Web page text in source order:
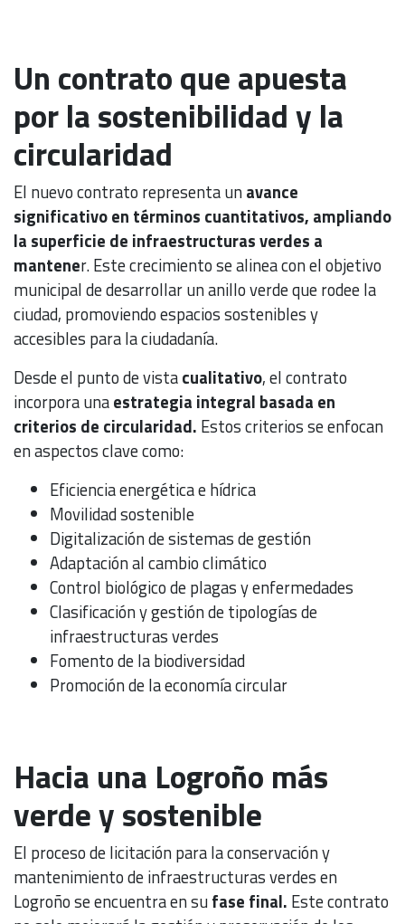
Un contrato que apuesta
por la sostenibilidad y la
circularidad
El nuevo contrato representa unavance
significativo en términos cuantitativos, ampliando
la superficie de infraestructuras verdes a
mantener. Este crecimiento se alinea con el objetivo
municipal de desarrollar un anillo verde que rodee la
ciudad, promoviendo espacios sostenibles y
accesibles para la ciudadanía.
Desde el punto de vistacualitativo, el contrato
incorpora unaestrategia integral basada en
criterios de circularidad. Estos criterios se enfocan
en aspectos clave como:
Eficiencia energética e hídrica
Movilidad sostenible
Digitalización de sistemas de gestión
Adaptación al cambio climático
Control biológico de plagas y enfermedades
Clasificación y gestión de tipologías de
infraestructuras verdes
Fomento de la biodiversidad
Promoción de la economía circular
Hacia una Logroño más
verde y sostenible
El proceso de licitación para la conservación y
mantenimiento de infraestructuras verdes en
Logroño se encuentra en sufase final. Este contrato